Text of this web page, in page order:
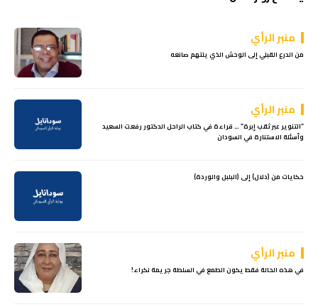
منبر الرأي
من الدرع القبلي إلى الوحش الذي يلتهم صانعه
منبر الرأي
“التنوير عبر ثقب إبرة” … قراءة في كتاب الراحل الدكتور رفعت السعيد
وأسئلة الاستنارة في السودان
حكايات من (دلال) إلى (البلبل والوردة)
منبر الرأي
في هذه الحالة فقط يكون الطمع في السلطة جريمة نكراء!